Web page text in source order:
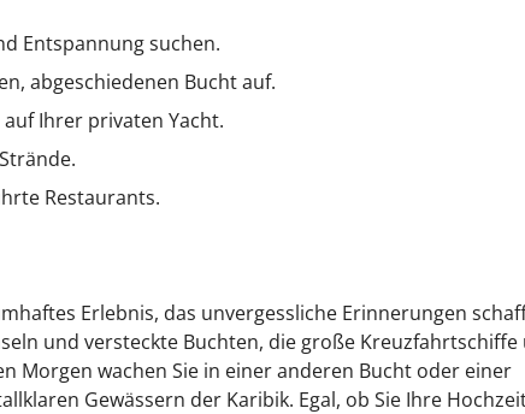
Entspannung suchen.
abgeschiedenen Bucht auf.
Ihrer privaten Yacht.
Restaurants.
Erlebnis, das unvergessliche Erinnerungen
und versteckte Buchten, die große Kreuzfahrtschiffe
Morgen wachen Sie in einer anderen Bucht oder einer
Gewässern der Karibik. Egal, ob Sie Ihre